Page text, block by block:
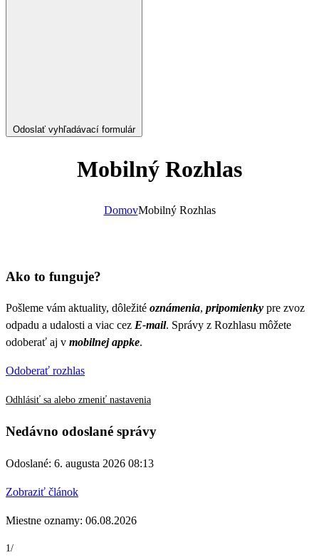
Odoslať vyhľadávací formulár
Mobilný Rozhlas
DomovMobilný Rozhlas
Ako to funguje?
Pošleme vám aktuality, dôležité oznámenia, pripomienky pre zvoz
odpadu a udalosti a viac cez E-mail. Správy z Rozhlasu môžete
odoberať aj v mobilnej appke.
Odoberať rozhlas
Odhlásiť sa alebo zmeniť nastavenia
Nedávno odoslané správy
Odoslané: 6. augusta 2026 08:13
Zobraziť článok
Miestne oznamy: 06.08.2026
1/